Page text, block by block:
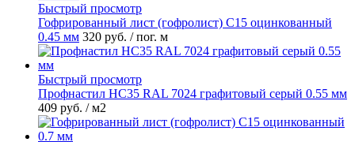
Быстрый просмотр
Гофрированный лист (гофролист) С15 оцинкованный
0.45 мм 320 руб. / пог. м
Быстрый просмотр
Профнастил НС35 RAL 7024 графитовый серый 0.55 мм
409 руб. / м2